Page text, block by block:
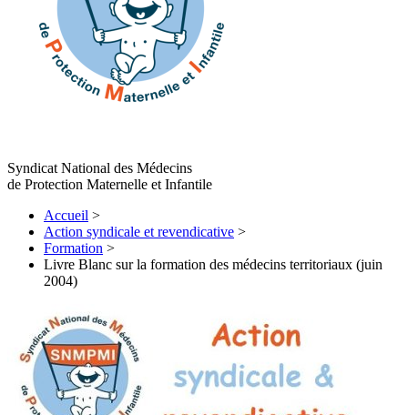
Syndicat National des Médecins
de Protection Maternelle et Infantile
Accueil >
Action syndicale et revendicative >
Formation >
Livre Blanc sur la formation des médecins territoriaux (juin
2004)